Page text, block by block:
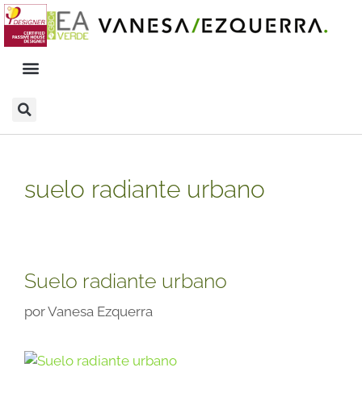
suelo radiante urbano
Suelo radiante urbano
porVanesa Ezquerra